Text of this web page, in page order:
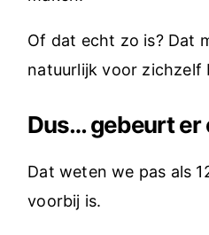
Of dat echt zo is? Dat
natuurlijk voor zichzelf
Dus… gebeurt er
Dat weten we pas als
voorbij is.